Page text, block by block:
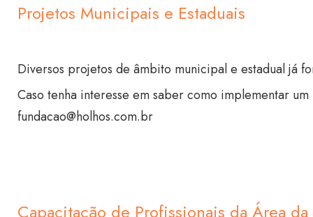
Projetos Municipais e Estaduais
Diversos projetos de âmbito municipal e estadual já
Caso tenha interesse em saber como implementar
fundacao@holhos.com.br
Capacitação de Profissionais da Área